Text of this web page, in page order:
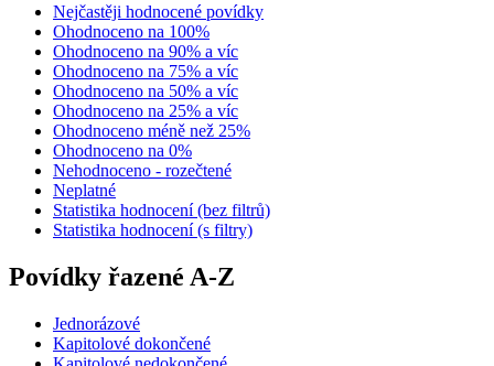
Nejčastěji hodnocené povídky
Ohodnoceno na 100%
Ohodnoceno na 90% a víc
Ohodnoceno na 75% a víc
Ohodnoceno na 50% a víc
Ohodnoceno na 25% a víc
Ohodnoceno méně než 25%
Ohodnoceno na 0%
Nehodnoceno - rozečtené
Neplatné
Statistika hodnocení (bez filtrů)
Statistika hodnocení (s filtry)
Povídky řazené A-Z
Jednorázové
Kapitolové dokončené